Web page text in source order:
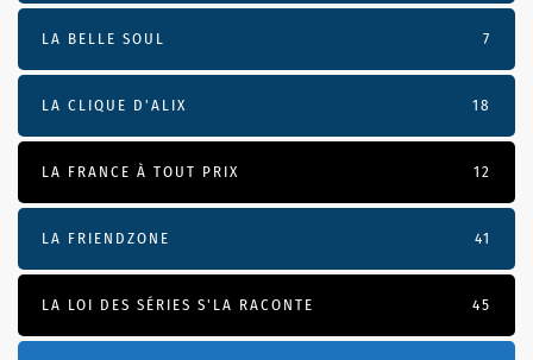
LA BELLE SOUL 7
LA CLIQUE D'ALIX 18
LA FRANCE À TOUT PRIX 12
LA FRIENDZONE 41
LA LOI DES SÉRIES S'LA RACONTE 45